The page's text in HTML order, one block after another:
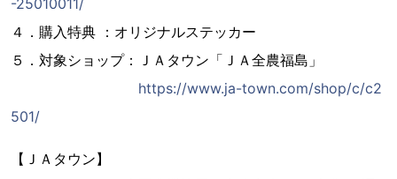
-25010011/
４．購入特典 ：オリジナルステッカー
５．対象ショップ：ＪＡタウン「ＪＡ全農福島」
https://www.ja-town.com/shop/c/c2
501/
【ＪＡタウン】